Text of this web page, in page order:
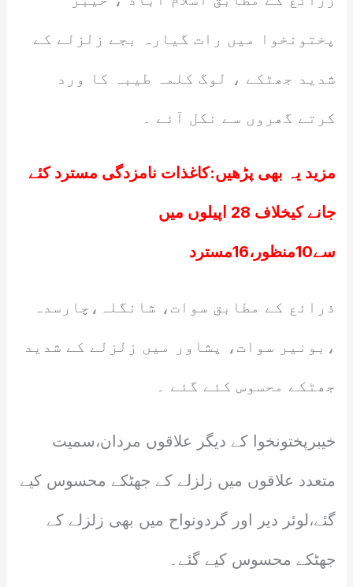
پختونخوا میں رات گیارہ بجے زلزلے کے
شدید جھٹکے ، لوگ کلمہ طیبہ کا ورد
کرتے گھروں سے نکل آئے ۔
مزید یہ بھی پڑھیں:کاغذات نامزدگی مسترد کئے
جانے کیخلاف 28 اپیلوں میں
سے10منظور،16مسترد
ذرائع کے مطابق سوات، شانگلہ،چارسدہ
،بونیر سوات، پشاور میں زلزلے کے شدید
جھٹکے محسوس کئے گئے ۔
خیبرپختونخوا کے دیگر علاقوں مردان،سمیت
متعدد علاقوں میں زلزلے کے جھٹکے محسوس کیے
گئے،لوئر دیر اور گردونواح میں بھی زلزلے کے
جھٹکے محسوس کیے گئے۔